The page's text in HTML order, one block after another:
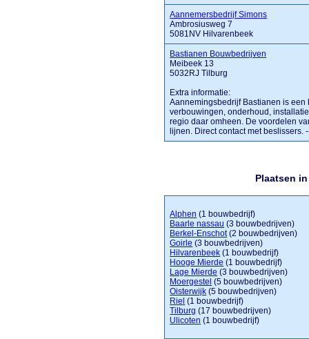
Aannemersbedrijf Simons
Ambrosiusweg 7
5081NV Hilvarenbeek
Bastianen Bouwbedrijven
Meibeek 13
5032RJ Tilburg
Extra informatie:
Aannemingsbedrijf Bastianen is
verbouwingen, onderhoud,
regio daar omheen. De voordelen
lijnen. Direct contact met beslissers.
Plaatsen
Alphen (1 bouwbedrijf)
Baarle nassau (3 bouwbedrijven)
Berkel-Enschot(2 bouwbedrijven)
Goirle (3 bouwbedrijven)
Hilvarenbeek (1 bouwbedrijf)
Hooge Mierde (1 bouwbedrijf)
Lage Mierde (3 bouwbedrijven)
Moergestel (5 bouwbedrijven)
Oisterwijk (5 bouwbedrijven)
Riel (1 bouwbedrijf)
Tilburg (17 bouwbedrijven)
Ulicoten (1 bouwbedrijf)